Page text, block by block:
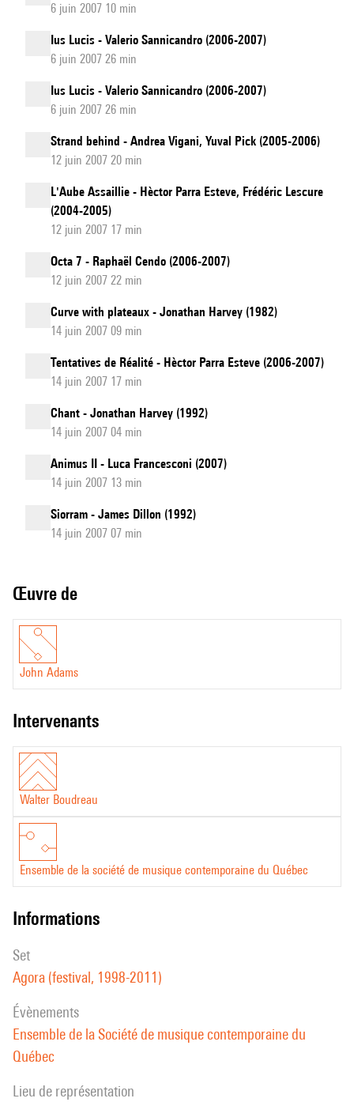
6 juin 2007 10 min
Ius Lucis - Valerio Sannicandro (2006-2007)
6 juin 2007 26 min
Ius Lucis - Valerio Sannicandro (2006-2007)
6 juin 2007 26 min
Strand behind - Andrea Vigani, Yuval Pick (2005-2006)
12 juin 2007 20 min
L'Aube Assaillie - Hèctor Parra Esteve, Frédéric Lescure
(2004-2005)
12 juin 2007 17 min
Octa 7 - Raphaël Cendo (2006-2007)
12 juin 2007 22 min
Curve with plateaux - Jonathan Harvey (1982)
14 juin 2007 09 min
Tentatives de Réalité - Hèctor Parra Esteve (2006-2007)
14 juin 2007 17 min
Chant - Jonathan Harvey (1992)
14 juin 2007 04 min
Animus II - Luca Francesconi (2007)
14 juin 2007 13 min
Siorram - James Dillon (1992)
14 juin 2007 07 min
Œuvre de
John Adams
intervenants
Walter Boudreau
Ensemble de la société de musique contemporaine du Québec
informations
set
Agora (festival, 1998-2011)
évènements
Ensemble de la Société de musique contemporaine du
Québec
Lieu de représentation